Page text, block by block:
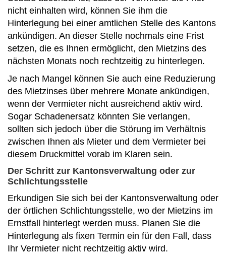
nicht einhalten wird, können Sie ihm die
Hinterlegung bei einer amtlichen Stelle des Kantons
ankündigen. An dieser Stelle nochmals eine Frist
setzen, die es Ihnen ermöglicht, den Mietzins des
nächsten Monats noch rechtzeitig zu hinterlegen.
Je nach Mangel können Sie auch eine Reduzierung
des Mietzinses über mehrere Monate ankündigen,
wenn der Vermieter nicht ausreichend aktiv wird.
Sogar Schadenersatz könnten Sie verlangen,
sollten sich jedoch über die Störung im Verhältnis
zwischen Ihnen als Mieter und dem Vermieter bei
diesem Druckmittel vorab im Klaren sein.
Der Schritt zur Kantonsverwaltung oder zur
Schlichtungsstelle
Erkundigen Sie sich bei der Kantonsverwaltung oder
der örtlichen Schlichtungsstelle, wo der Mietzins im
Ernstfall hinterlegt werden muss. Planen Sie die
Hinterlegung als fixen Termin ein für den Fall, dass
Ihr Vermieter nicht rechtzeitig aktiv wird.